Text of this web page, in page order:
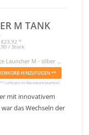
M TANK
€23,92 *
/ Stück
Launcher M - silber ...
HINZUFÜGEN **
** Lieferzeit im Warenkorb beachten
mit innovativem
das Wechseln der